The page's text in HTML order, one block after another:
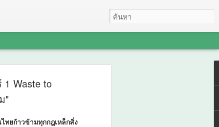
Waste to
"
ทยก้าวข้ามทุกกฎเหล็กสิ่ง
ม “สารควบคุมการ
ช” กอบกู้สวนกล้วย
ต้นหักโค่นจากลม